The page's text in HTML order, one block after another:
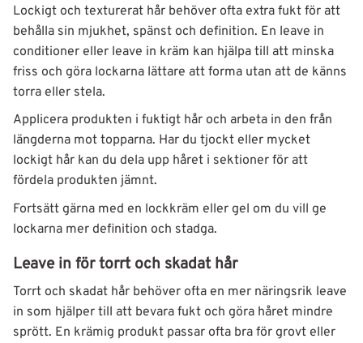
Lockigt och texturerat hår behöver ofta extra fukt för att
behålla sin mjukhet, spänst och definition. En leave in
conditioner eller leave in kräm kan hjälpa till att minska
friss och göra lockarna lättare att forma utan att de känns
torra eller stela.
Applicera produkten i fuktigt hår och arbeta in den från
längderna mot topparna. Har du tjockt eller mycket
lockigt hår kan du dela upp håret i sektioner för att
fördela produkten jämnt.
Fortsätt gärna med en lockkräm eller gel om du vill ge
lockarna mer definition och stadga.
Leave in för torrt och skadat hår
Torrt och skadat hår behöver ofta en mer näringsrik leave
in som hjälper till att bevara fukt och göra håret mindre
sprött. En krämig produkt passar ofta bra för grovt eller